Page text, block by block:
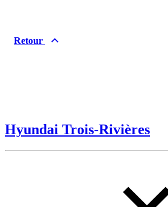
Retour
Hyundai Trois-Rivières